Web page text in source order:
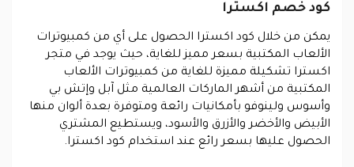
كود خصم اكسترا
يمكن من خلال كود اكسترا الحصول على أي من كمبيوترات
الألعاب المكتبية بسعر مميز للغاية، حيث يوجد في متجر
اكسترا تشكيلة مميزة للغاية من كمبيوترات الألعاب
المكتبية من أشهر الماركات العالمية مثل آبل وإتش بي
وأسوس ولينوفو بأمكانيات رائعة ومتوفرة بعدة ألوان منها
الأبيض والأخضر والأزرق والأسود، ويستطيع المشتري
الحصول عليها بسعر رائع عند استخدام كود اكسترا.